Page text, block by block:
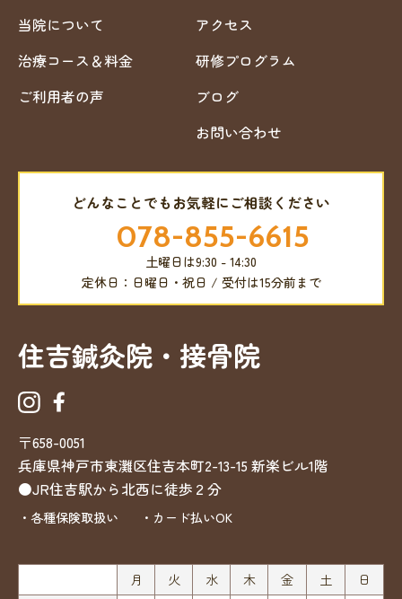
当院について
治療コース＆料金
ご利用者の声
アクセス
研修プログラム
ブログ
お問い合わせ
どんなことでもお気軽にご相談ください
078-855-6615
土曜日は9:30 - 14:30
定休日：日曜日・祝日 / 受付は15分前まで
住吉鍼灸院・接骨院
〒658-0051
兵庫県神戸市東灘区住吉本町2-13-15 新楽ビル1階
●JR住吉駅から北西に徒歩２分
・各種保険取扱い ・カード払いOK
月 火 水 木 金 土 日